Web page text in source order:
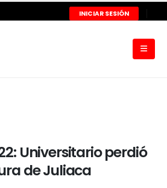
INICIAR SESIÓN
Universitario perdió
de Juliaca